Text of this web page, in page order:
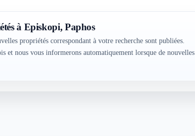
à Episkopi, Paphos
propriétés correspondant à votre recherche sont publiées.
et nous vous informerons automatiquement lorsque de nouvelles